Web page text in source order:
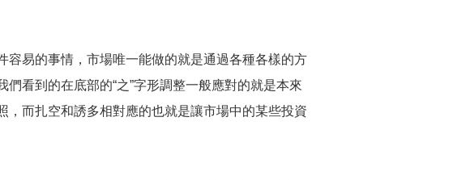
易的事情，市場唯一能做的就是通過各種各樣的方
看到的在底部的“之”字形調整一般應對的就是本來
而扎空和誘多相對應的也就是讓市場中的某些投資